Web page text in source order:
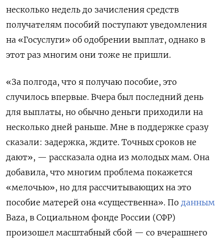
несколько недель до зачисления средств
получателям пособий поступают уведомления
на «Госуслуги» об одобрении выплат, однако в
этот раз многим они тоже не пришли.
«За полгода, что я получаю пособие, это
случилось впервые. Вчера был последний день
для выплаты, но обычно деньги приходили на
несколько дней раньше. Мне в поддержке сразу
сказали: задержка, ждите. Точных сроков не
дают», — рассказала одна из молодых мам. Она
добавила, что многим проблема покажется
«мелочью», но для рассчитывающих на это
пособие матерей она «существенна». По данным
Baza, в Социальном фонде России (СФР)
произошел масштабный сбой — со вчерашнего